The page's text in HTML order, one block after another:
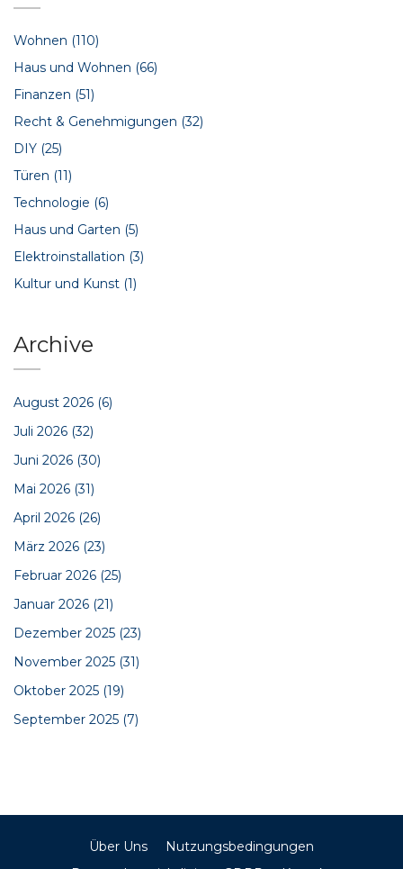
Wohnen (110)
Haus und Wohnen (66)
Finanzen (51)
Recht & Genehmigungen (32)
DIY (25)
Türen (11)
Technologie (6)
Haus und Garten (5)
Elektroinstallation (3)
Kultur und Kunst (1)
Archive
August 2026 (6)
Juli 2026 (32)
Juni 2026 (30)
Mai 2026 (31)
April 2026 (26)
März 2026 (23)
Februar 2026 (25)
Januar 2026 (21)
Dezember 2025 (23)
November 2025 (31)
Oktober 2025 (19)
September 2025 (7)
Über Uns
Nutzungsbedingungen